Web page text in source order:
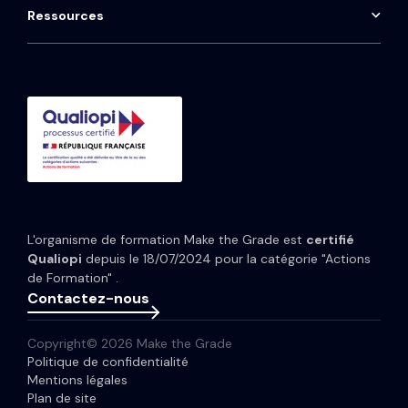
Maintenance CRM
Consulting HubSpot
HubSpot Marketing Hub
HubSpot Service Hub
HubSpot Data Hub
Tarifs HubSpot
Ressources
Études de cas
Portfolio
Espace presse
Glossaire
L'organisme de formation Make the Grade est certifié
Qualiopi depuis le 18/07/2024 pour la catégorie "Actions
de Formation" .
Contactez-nous
Copyright© 2026 Make the Grade
Politique de confidentialité
Mentions légales
Plan de site